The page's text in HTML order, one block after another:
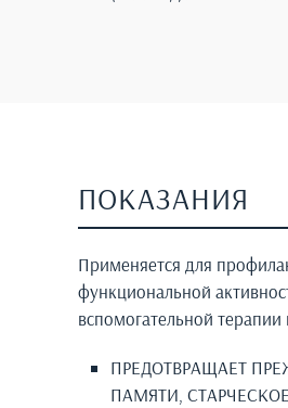
ПОКАЗАНИЯ
Применяется для
функциональной
вспомогательной
ПРЕДОТВРАЩАЕТ
ПАМЯТИ,